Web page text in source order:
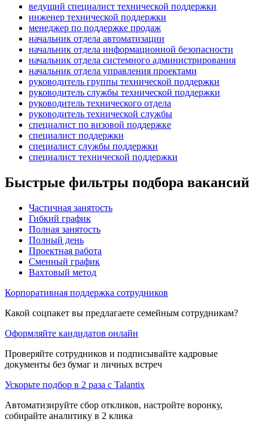
ведущий специалист технической поддержки
инженер технической поддержки
менеджер по поддержке продаж
начальник отдела автоматизации
начальник отдела информационной безопасности
начальник отдела системного администрирования
начальник отдела управления проектами
руководитель группы технической поддержки
руководитель службы технической поддержки
руководитель технического отдела
руководитель технической службы
специалист по визовой поддержке
специалист поддержки
специалист службы поддержки
специалист технической поддержки
Быстрые фильтры подбора вакансий
Частичная занятость
Гибкий график
Полная занятость
Полный день
Проектная работа
Сменный график
Вахтовый метод
Корпоративная поддержка сотрудников
Какой соцпакет вы предлагаете семейным сотрудникам?
Оформляйте кандидатов онлайн
Проверяйте сотрудников и подписывайте кадровые
документы без бумаг и личных встреч
Ускорьте подбор в 2 раза с Talantix
Автоматизируйте сбор откликов, настройте воронку,
собирайте аналитику в 2 клика